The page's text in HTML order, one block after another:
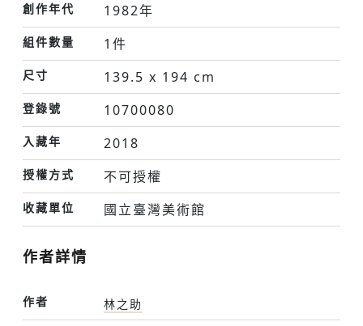
創作年代 1982年
組件數量 1件
尺寸 139.5 x 194 cm
登錄號 10700080
入藏年 2018
授權方式 不可授權
收藏單位 國立臺灣美術館
作者詳情
作者
林之助